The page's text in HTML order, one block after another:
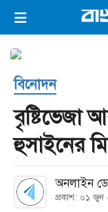
ভিডিও ই-পেপার
প্রচ্ছদ
সব বিভাগ
কনভার্টার
বিনোদন
বৃষ্টিভেজা
হুসাইনের
অনলাইন
প্রকাশ: ০১